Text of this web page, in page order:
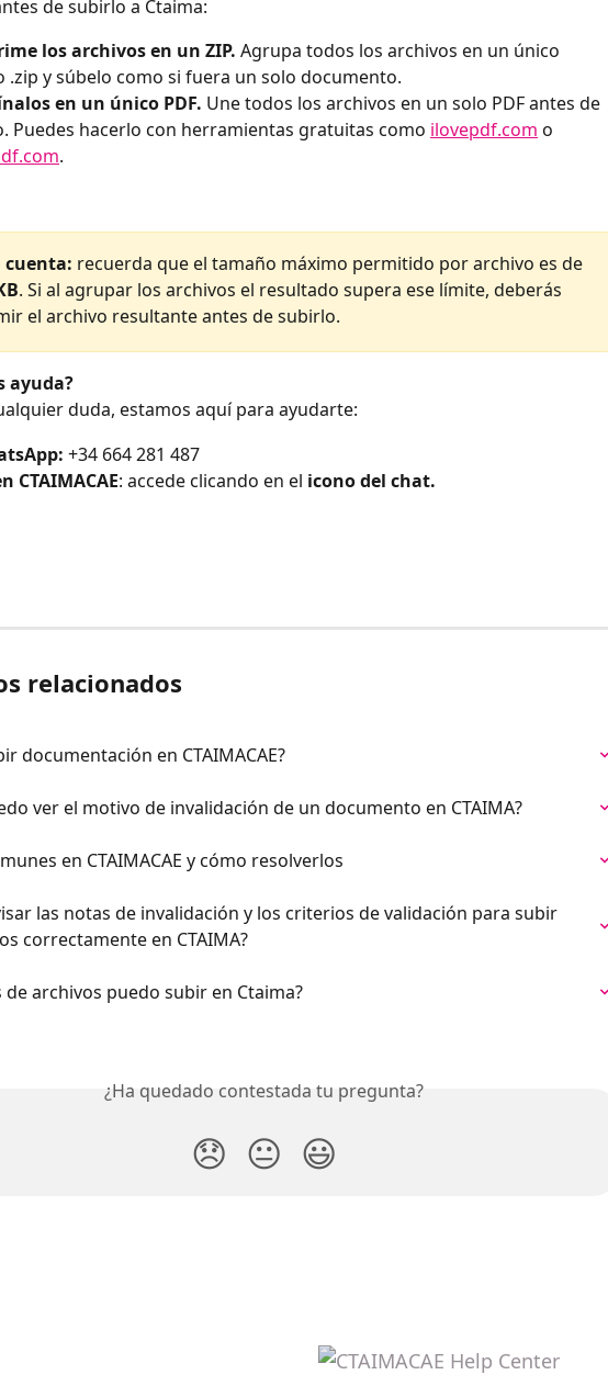
de subirlo a Ctaima:
los archivos en un ZIP. Agrupa todos los archivos en un único
.zip y súbelo como si fuera un solo documento.
en un único PDF. Une todos los archivos en un solo PDF antes de
Puedes hacerlo con herramientas gratuitas como ilovepdf.com o
.
cuenta: recuerda que el tamaño máximo permitido por archivo es de
. Si al agrupar los archivos el resultado supera ese límite, deberás
el archivo resultante antes de subirlo.
ayuda?
duda, estamos aquí para ayudarte:
+34 664 281 487
CTAIMACAE: accede clicando en el icono del chat.
relacionados
documentación en CTAIMACAE?
ver el motivo de invalidación de un documento en CTAIMA?
en CTAIMACAE y cómo resolverlos
las notas de invalidación y los criterios de validación para subir
correctamente en CTAIMA?
de archivos puedo subir en Ctaima?
¿Ha quedado contestada tu pregunta?
😞 😐 😃